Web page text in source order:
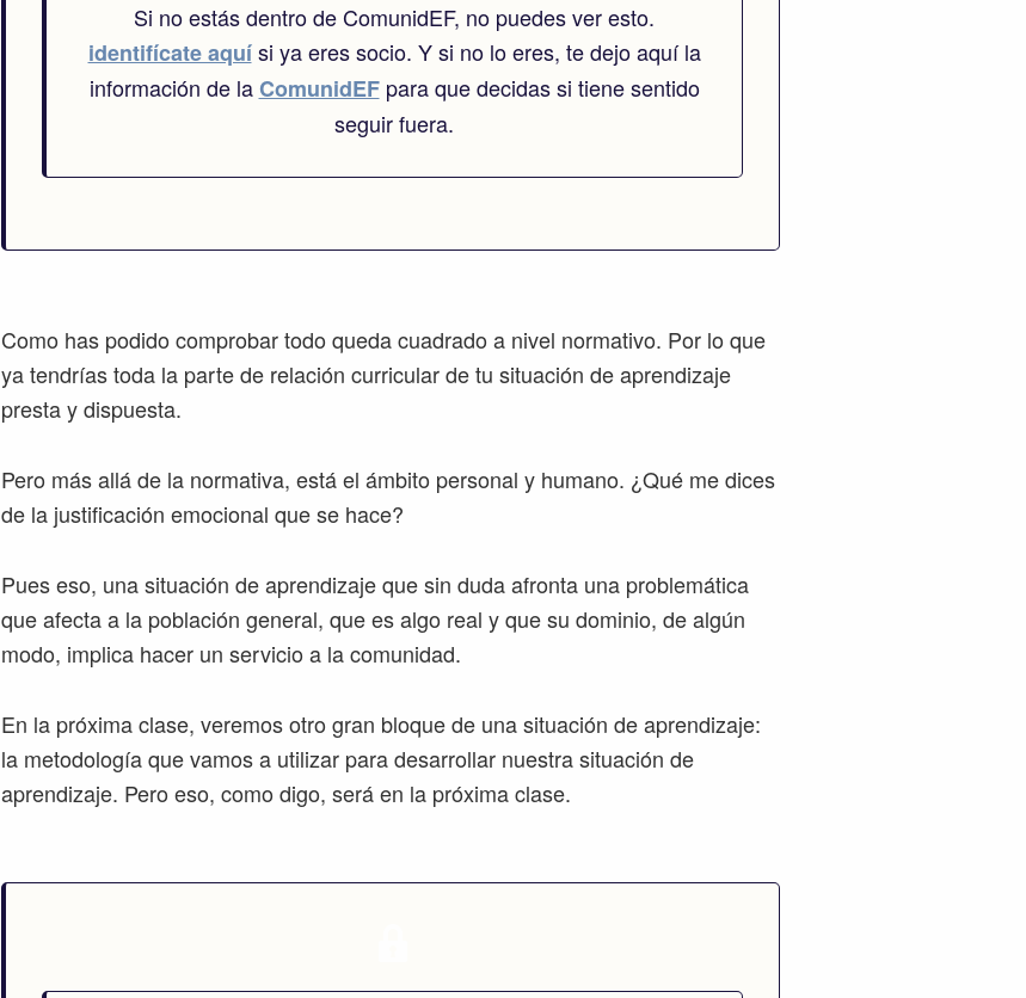
Si no estás dentro de ComunidEF, no puedes ver esto.
identifícate aquísi ya eres socio. Y si no lo eres, te dejo aquí la
información de laComunidEFpara que decidas si tiene sentido
seguir fuera.
Como has podido comprobar todo queda cuadrado a nivel normativo. Por lo que
ya tendrías toda la parte de relación curricular de tu situación de aprendizaje
presta y dispuesta.
Pero más allá de la normativa, está el ámbito personal y humano. ¿Qué me dices
de la justificación emocional que se hace?
Pues eso, una situación de aprendizaje que sin duda afronta una problemática
que afecta a la población general, que es algo real y que su dominio, de algún
modo, implica hacer un servicio a la comunidad.
En la próxima clase, veremos otro gran bloque de una situación de aprendizaje:
la metodología que vamos a utilizar para desarrollar nuestra situación de
aprendizaje. Pero eso, como digo, será en la próxima clase.